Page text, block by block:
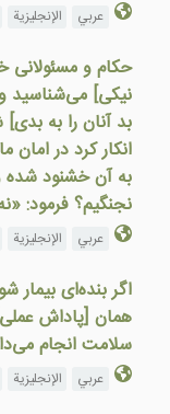
عربي الإنجليزية
حکام و مسئولانی
نیکی] می‌شناسید
بد آنان را به
انکار کرد در
به آن خشنود شده
نجنگیم؟ فرمود:
عربي الإنجليزية
اگر بنده‌ای بیمار
همان [پاداش
سلامت انجام
عربي الإنجليزية